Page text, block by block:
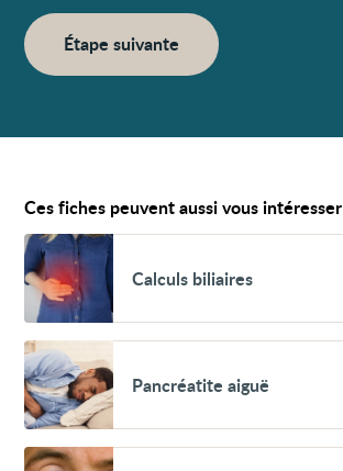
Étape suivante
Ces fiches peuvent aussi vous intéresser
Voir
Calculs
biliaires
Calculs biliaires
Voir
Pancréatite
aiguë
Pancréatite aiguë
Voir